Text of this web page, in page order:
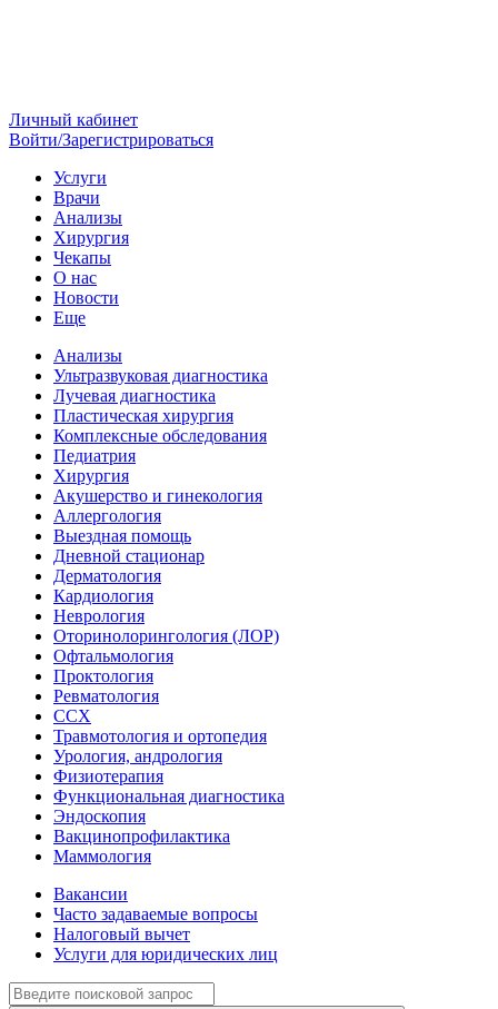
Личный кабинет
Войти/Зарегистрироваться
Услуги
Врачи
Анализы
Хирургия
Чекапы
О нас
Новости
Еще
Анализы
Ультразвуковая диагностика
Лучевая диагностика
Пластическая хирургия
Комплексные обследования
Педиатрия
Хирургия
Акушерство и гинекология
Аллергология
Выездная помощь
Дневной стационар
Дерматология
Кардиология
Неврология
Оторинолорингология (ЛОР)
Офтальмология
Проктология
Ревматология
ССХ
Травмотология и ортопедия
Урология, андрология
Физиотерапия
Функциональная диагностика
Эндоскопия
Вакцинопрофилактика
Маммология
Вакансии
Часто задаваемые вопросы
Налоговый вычет
Услуги для юридических лиц